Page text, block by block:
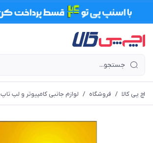
اچ پی کالا / فروشگاه / لوازم جانبی کامپیوتر و لپ تاپ